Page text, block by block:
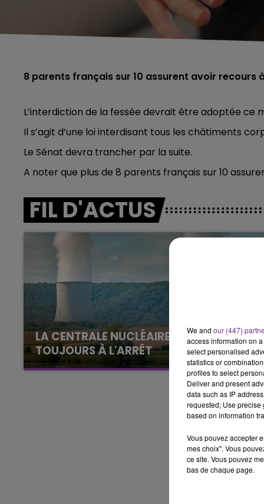
8 parents français sur 10 assurent avoir recours
L’interdiction de la fessée devrait être adoptée ce
Il s’agit d’une loi interdisant tous les châtiments
Le Sénat devra trancher par la suite.
A noter que plus de 8 parents français sur 10
FIL D'ACTUS
LA CENTRALE NUCLÉAIRE DE CHOOZ
TOUJOURS À L'ARRÊT
Cela fait déjà une semaine que la centrale
nucléaire ardennaise est à l'arrêt. Une situation
justifiée par la sécheresse intense qui est
We and our (447)
access information on
select personalised
statistics or
profiles to select
Deliver and present
data such as IP
requested; Use precise
based on information
Vous pouvez accepter
mes choix". Vous
ce site. Vous pouvez
bas de chaque page.